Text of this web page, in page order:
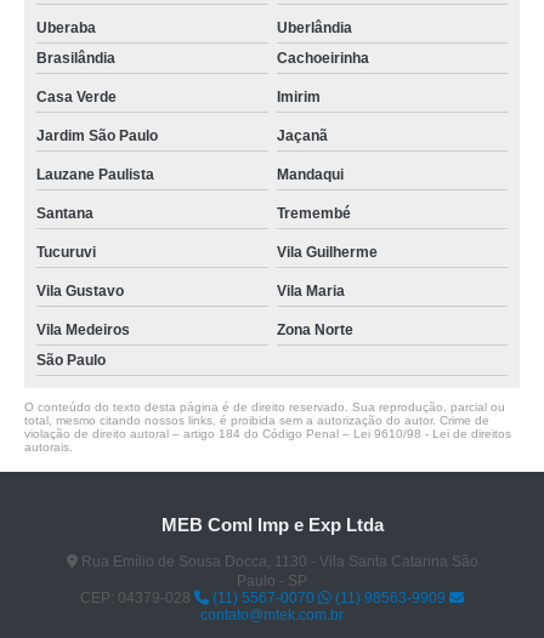
Uberaba
Uberlândia
Brasilândia
Cachoeirinha
Casa Verde Imirim
Jardim São Paulo Jaçanã
Lauzane Paulista Mandaqui
Santana Tremembé
Tucuruvi Vila Guilherme
Vila Gustavo Vila Maria
Vila Medeiros
Zona Norte
São Paulo
O conteúdo do texto desta página é de direito reservado. Sua reprodução, parcial ou
total, mesmo citando nossos links, é proibida sem a autorização do autor. Crime de
violação de direito autoral – artigo 184 do Código Penal – Lei 9610/98 - Lei de direitos
autorais
MEB Coml Imp e Exp Ltda
Rua Emílio de Sousa Docca, 1130 - Vila Santa Catarina São
Paulo - SP
CEP: 04379-028
(11) 5567-0070
(11) 98563-9909
contato@mtek.com.br